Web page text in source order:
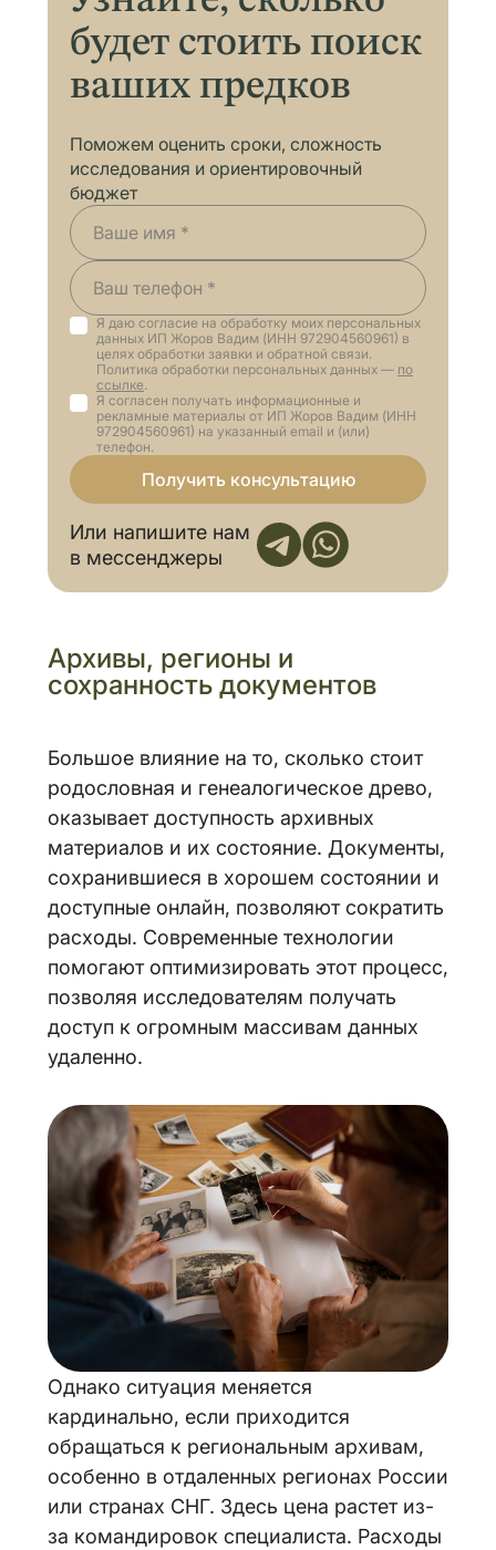
будет стоить поиск
ваших предков
Поможем оценить сроки, сложность
исследования и ориентировочный
бюджет
Или напишите нам
в мессенджеры
Я даю согласие на обработку моих персональных
данных ИП Жоров Вадим (ИНН 972904560961) в
целях обработки заявки и обратной связи.
Политика обработки персональных данных — по
ссылке.
Я согласен получать информационные и
рекламные материалы от ИП Жоров Вадим (ИНН
972904560961) на указанный email и (или)
телефон.
Получить консультацию
Архивы, регионы и
сохранность документов
Большое влияние на то, сколько стоит
родословная и генеалогическое древо,
оказывает доступность архивных
материалов и их состояние. Документы,
сохранившиеся в хорошем состоянии и
доступные онлайн, позволяют сократить
расходы. Современные технологии
помогают оптимизировать этот процесс,
позволяя исследователям получать
доступ к огромным массивам данных
удаленно.
Однако ситуация меняется
кардинально, если приходится
обращаться к региональным архивам,
особенно в отдаленных регионах России
или странах СНГ. Здесь цена растет из-
за командировок специалиста. Расходы